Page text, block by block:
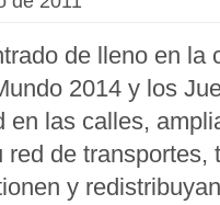
de lleno en la
2014 y los
en las calles,
red de transportes,
y